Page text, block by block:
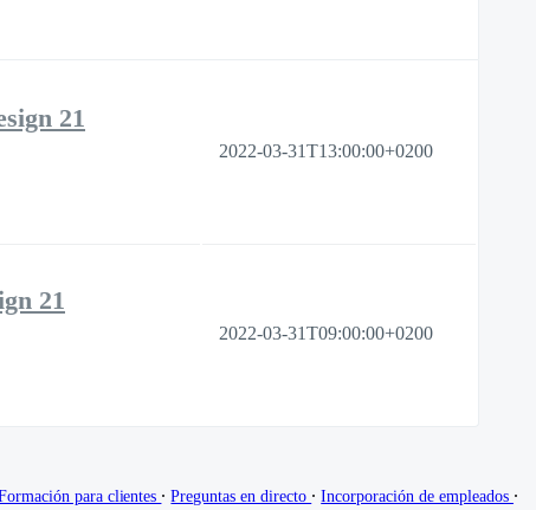
21
2022-03-31T13:00:00+0200
21
2022-03-31T09:00:00+0200
para clientes ∙ Preguntas en directo ∙ Incorporación de empleados ∙